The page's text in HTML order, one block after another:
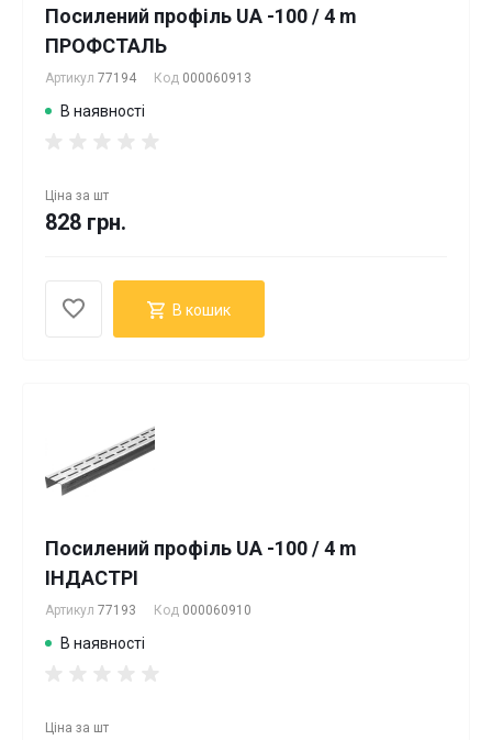
Посилений профіль UA -100 / 4 m
ПРОФСТАЛЬ
Артикул 77194 Код 000060913
В наявності
Ціна за шт
828 грн.
В кошик
Посилений профіль UA -100 / 4 m
ІНДАСТРІ
Артикул 77193 Код 000060910
В наявності
Ціна за шт